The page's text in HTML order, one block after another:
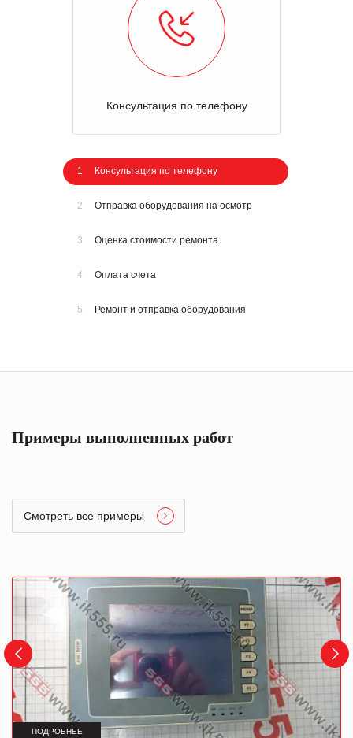
Консультация по телефону
1 Консультация по телефону
2 Отправка оборудования на осмотр
3 Оценка стоимости ремонта
4 Оплата счета
5 Ремонт и отправка оборудования
Примеры выполненных работ
Смотреть все примеры
ПОДРОБНЕЕ